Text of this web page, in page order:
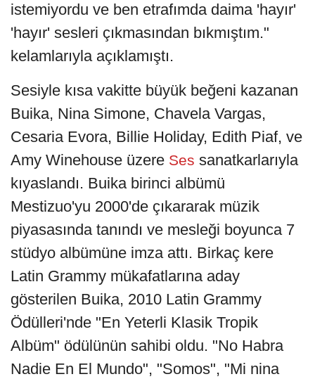
istemiyordu ve ben etrafımda daima 'hayır'
'hayır' sesleri çıkmasından bıkmıştım."
kelamlarıyla açıklamıştı.
Sesiyle kısa vakitte büyük beğeni kazanan
Buika, Nina Simone, Chavela Vargas,
Cesaria Evora, Billie Holiday, Edith Piaf, ve
Amy Winehouse üzere Ses sanatkarlarıyla
kıyaslandı. Buika birinci albümü
Mestizuo'yu 2000'de çıkararak müzik
piyasasında tanındı ve mesleği boyunca 7
stüdyo albümüne imza attı. Birkaç kere
Latin Grammy mükafatlarına aday
gösterilen Buika, 2010 Latin Grammy
Ödülleri'nde "En Yeterli Klasik Tropik
Albüm" ödülünün sahibi oldu. "No Habra
Nadie En El Mundo", "Somos", "Mi nina